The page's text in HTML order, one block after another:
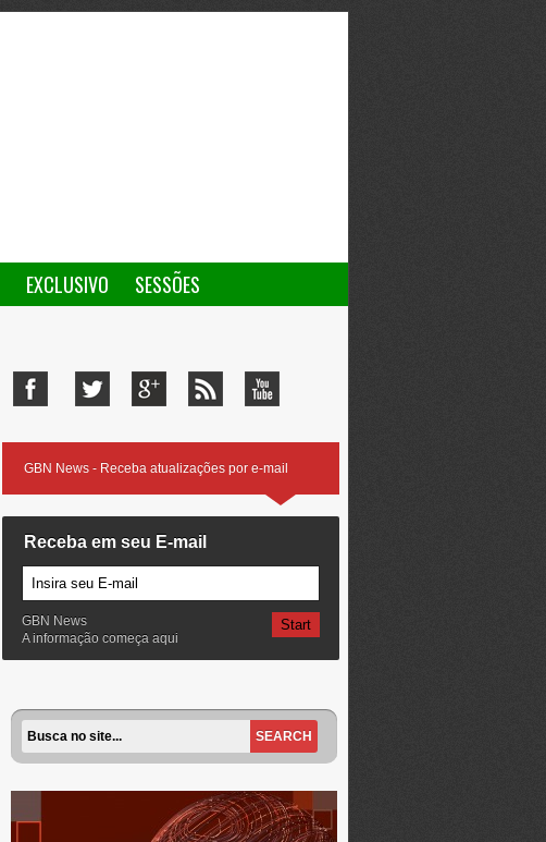
EXCLUSIVO
SESSÕES
GBN News - Receba atualizações por e-mail
Receba em seu E-mail
GBN News
A informação começa aqui